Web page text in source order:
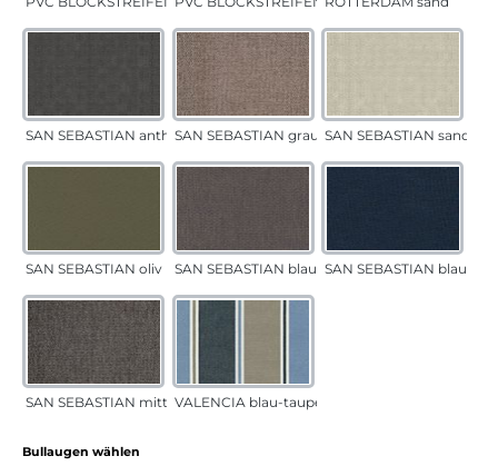
SAN SEBASTIAN anthrazitSAN SEBASTIAN grau-sandSAN SEBASTIAN sand
SAN SEBASTIAN oliv SAN SEBASTIAN blau-sandSAN SEBASTIAN blau
SAN SEBASTIAN mittelgrauVALENCIA blau-taupe
Bullaugen wählen